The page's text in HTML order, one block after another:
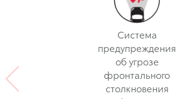
Cистема
предупреждения
об угрозе
фронтального
столкновения